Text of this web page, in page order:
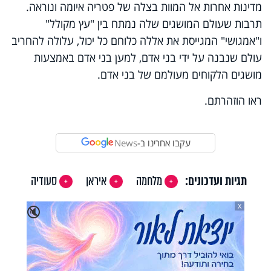
מדינות אחרות אל המוות בצלה של פטריה איומה ונוראה.
תרבות שעולם המושגים שלה נמתח בין "עץ מקולל"
ו"אמגושי" המגייסת את אללה כלוחם כל יכול, עלולה להחריב
עולם שנבנה על ידי בני אדם, למען בני אדם באמצעות
מושגים הלקוחים מעולמם של בני אדם.
ראו הוזהרתם.
עקבו אחרינו ב-News
תגיות ועדכונים: מלחמה איראן
סעודיה
🔇
X